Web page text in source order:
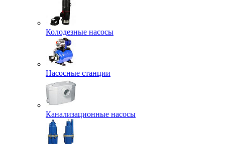
Колодезные насосы
Насосные станции
Канализационные насосы